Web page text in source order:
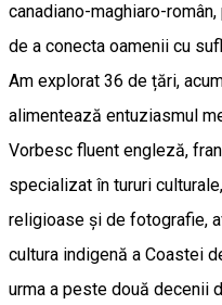
canadiano-maghiaro-
de a conecta oamenii cu
Am explorat 36 de țări,
alimentează entuziasmul
Vorbesc fluent engleză,
specializat în tururi
religioase și de fotografie,
cultura indigenă a Coastei
urma a peste două decenii